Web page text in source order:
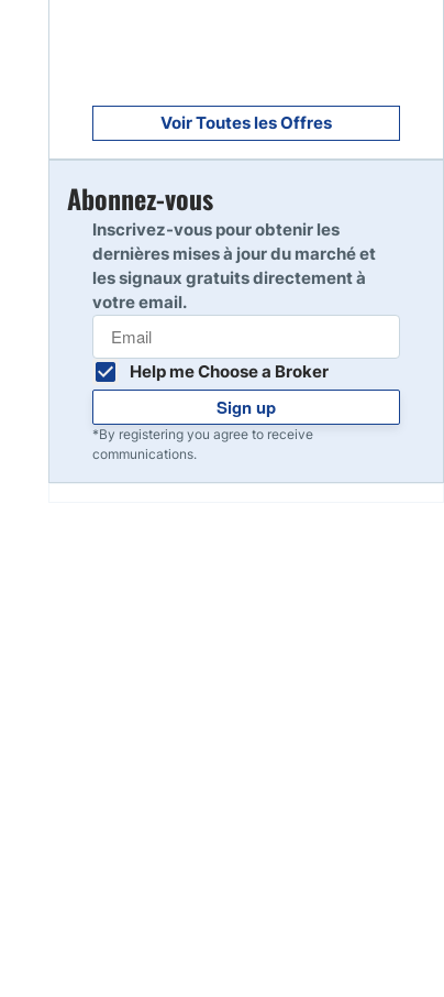
Voir Toutes les Offres
Abonnez-vous
Inscrivez-vous pour obtenir les
dernières mises à jour du marché et
les signaux gratuits directement à
votre email.
Help me Choose a Broker
Sign up
*By registering you agree to receive
communications.